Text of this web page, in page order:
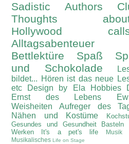
Sadistic Authors
Thoughts
Hollywood
Alltagsabenteuer
Bettlektüre
Spaß
und Schokolade
bildet... Hören ist das neue
etc
Design by Ela Hobbies
Ernst des Lebens
Weisheiten
Aufreger des
Nähen und Kostüme
Gesundes und Gesundheit
Basteln
Werken
It's a pet's life
Musik
Musikalisches Life on Stage